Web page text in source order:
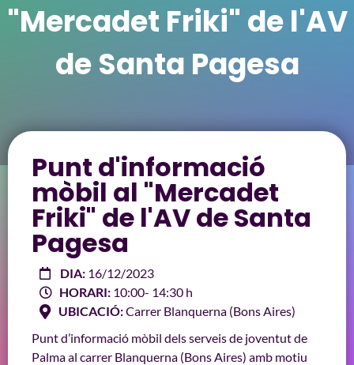
"Mercadet Friki" de l'AV
de Santa Pagesa
Punt d'informació
mòbil al "Mercadet
Friki" de l'AV de Santa
Pagesa
DIA: 16/12/2023
HORARI: 10:00- 14:30 h
UBICACIÓ:Carrer Blanquerna (Bons Aires)
Punt d’informació mòbil dels serveis de joventut de
Palma al carrer Blanquerna (Bons Aires) amb motiu